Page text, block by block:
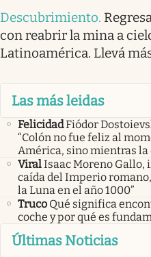
Descubrimiento.
con reabrir la mina a
Latinoamérica. Llevá
Las más leidas
FelicidadFiódor
“Colón no fue feliz al
América, sino mientras la
ViralIsaac Moreno Gallo,
caída del Imperio
la Luna en el año 1000”
Truco Qué significa
coche y por qué es
Últimas Noticias